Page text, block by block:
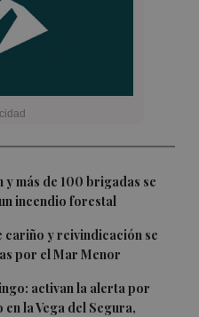
más de 100 brigadas se
incendio forestal
cariño y reivindicación se
por el Mar Menor
activan la alerta por
la Vega del Segura,